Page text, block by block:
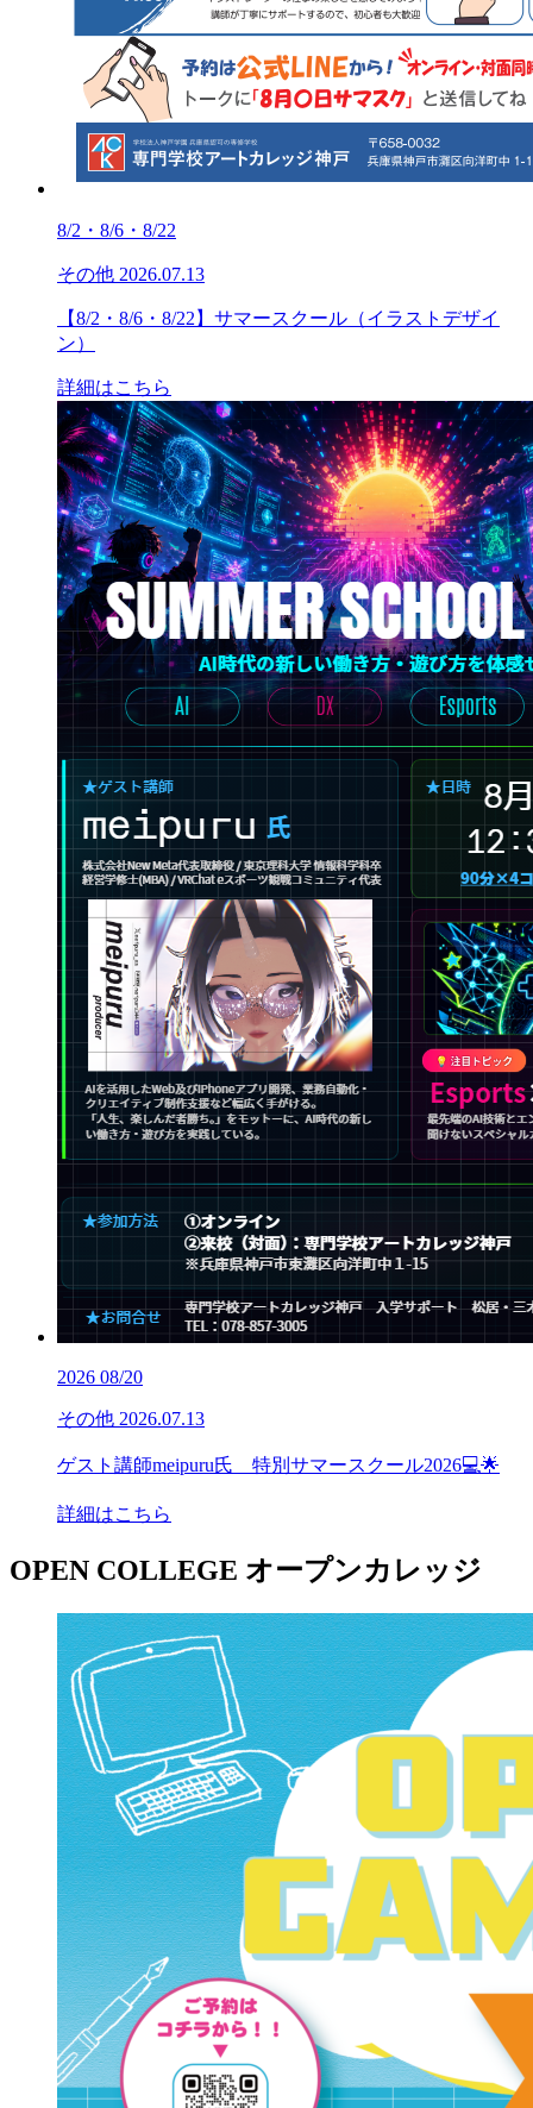
8/2・8/6・8/22
その他 2026.07.13
【8/2・8/6・8/22】サマースクール（イラストデザイ
ン）
詳細はこちら
2026 08/20
その他 2026.07.13
ゲスト講師meipuru氏 特別サマースクール2026💻🌟
詳細はこちら
OPEN COLLEGE オープンカレッジ